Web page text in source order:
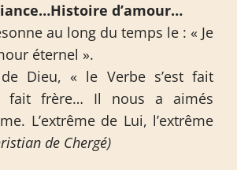
d’amour…
au long du temps le : « Je
éternel ».
Dieu, « le Verbe s’est fait
fait frère… Il nous a aimés
L’extrême de Lui, l’extrême
de Chergé)